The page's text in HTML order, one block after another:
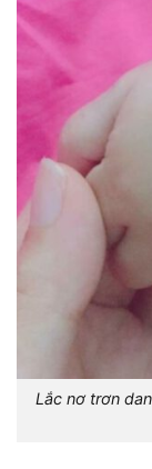
Lắc nơ trơn